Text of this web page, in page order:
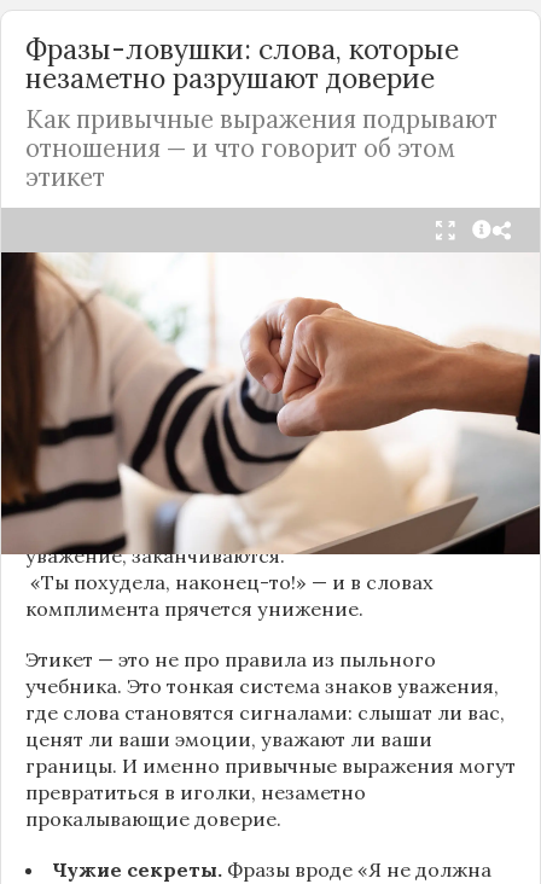
Фразы-ловушки: слова, которые
незаметно разрушают доверие
Как привычные выражения подрывают
отношения — и что говорит об этом
этикет
Мы часто думаем, что доверие рушится из-за
серьёзных предательств. Но на самом деле оно
трещит по швам гораздо раньше — в момент,
когда в разговоре звучит невинная на первый
взгляд фраза. Подробнее об этом рассказывает
«Этикет и психология общения» на Дзене.
«Да я никому не расскажу, правда». И через пару
дней вашу историю пересказывает другой
человек.
«Хватит ныть» — и разговор, а вместе с ним
уважение, заканчиваются.
«Ты похудела, наконец-то!» — и в словах
комплимента прячется унижение.
Этикет — это не про правила из пыльного
учебника. Это тонкая система знаков уважения,
где слова становятся сигналами: слышат ли вас,
ценят ли ваши эмоции, уважают ли ваши
границы. И именно привычные выражения могут
превратиться в иголки, незаметно
прокалывающие доверие.
Чужие секреты. Фразы вроде «Я не должна